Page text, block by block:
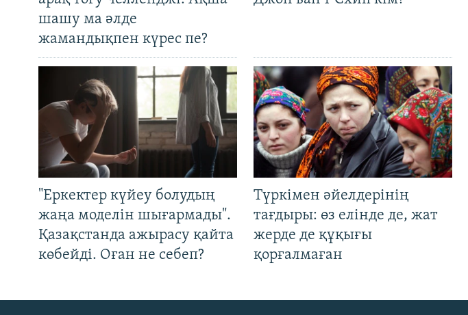
шашу ма әлде
жамандықпен күрес пе?
"Еркектер күйеу болудың
жаңа моделін шығармады".
Қазақстанда ажырасу қайта
көбейді. Оған не себеп?
Түркімен әйелдерінің
тағдыры: өз елінде де, жат
жерде де құқығы
қорғалмаған